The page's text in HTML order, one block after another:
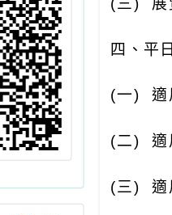
(三) 展
四、平
(一)適
(二)適
(三)適